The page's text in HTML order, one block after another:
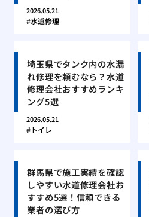
2026.05.21
水道修理
埼玉県でタンク内の水漏
れ修理を頼むなら？水道
修理会社おすすめランキ
ング5選
2026.05.21
トイレ
群馬県で施工実績を確認
しやすい水道修理会社お
すすめ5選！信頼できる
業者の選び方